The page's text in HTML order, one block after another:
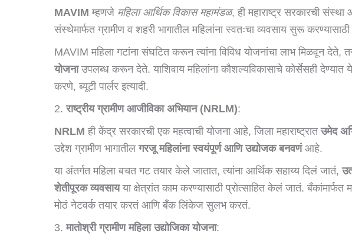
MAVIM म्हणजे महिला आर्थिक विकास महामंडळ, ही महाराष्ट्र सरकारची
संस्थेमार्फत ग्रामीण व शहरी भागातील महिलांना स्वतःचा व्यवसाय सुरू
MAVIM महिला गटांना संघटित करून त्यांना विविध योजनांचा लाभ मिळवून
योजनाउपलब्ध करून देते. याशिवाय महिलांना कौशल्यविकासाचे कोर्सेसही
करणे, ब्यूटी पार्लर इत्यादी.
2.राष्ट्रीय ग्रामीण आजीविका अभियान (NRLM):
NRLM ही केंद्र सरकारची एक महत्वाची योजना आहे, जिला महाराष्ट्रातउमेद
उद्देश ग्रामीण भागातीलगरजू महिलांना स्वयंपूर्ण आणि उद्योजक बनवणंआहे.
या अंतर्गत महिला बचत गट तयार केले जातात, त्यांना आर्थिक सहाय्य दिलं जातं,
शेतीपूरक व्यवसायया क्षेत्रांत काम करण्यासाठी प्रोत्साहित केलं जातं.
मोठं नेटवर्क तयार करतं आणि बँक लिंकेज सुलभ करतं.
3.मातोश्री ग्रामीण महिला उद्योजिका योजना: